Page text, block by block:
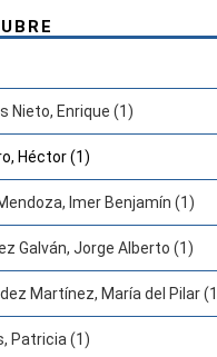
Nieto, Enrique (1)
Héctor (1)
Imer Benjamín (1)
Galván, Jorge Alberto (1)
Martínez, María del Pilar
Patricia (1)